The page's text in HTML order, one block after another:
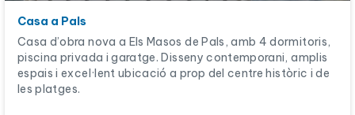
Casa a Pals
Casa d’obra nova a Els Masos de Pals, amb 4 dormitoris,
piscina privada i garatge. Disseny contemporani, amplis
espais i excel·lent ubicació a prop del centre històric i de
les platges.